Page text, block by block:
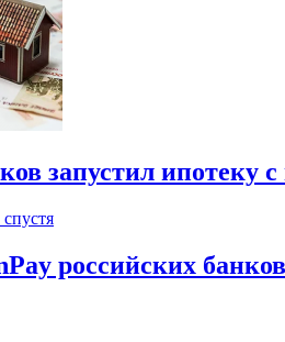
запустил ипотеку
спустя
российских